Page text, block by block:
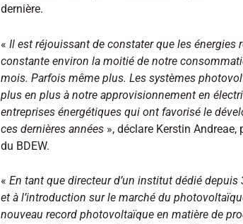
dernière.
« Il est réjouissant de constater que les
constante environ la moitié de notre
mois. Parfois même plus. Les systèmes
plus en plus à notre approvisionnement en
entreprises énergétiques qui ont favorisé le
ces dernières années », déclare Kerstin
du BDEW.
« En tant que directeur d’un institut dédié
et à l’introduction sur le marché du
nouveau record photovoltaïque en matière de